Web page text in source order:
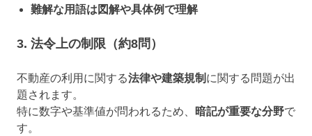
難解な用語は図解や具体例で理解
3. 法令上の制限（約8問）
不動産の利用に関する法律や建築規制 に関する問題が出
題されます。
特に数字や基準値が問われるため、 暗記が重要な分野で
す。